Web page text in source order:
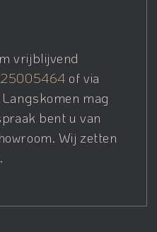
vrijblijvend
of via
Langskomen mag
bent u van
Wij zetten